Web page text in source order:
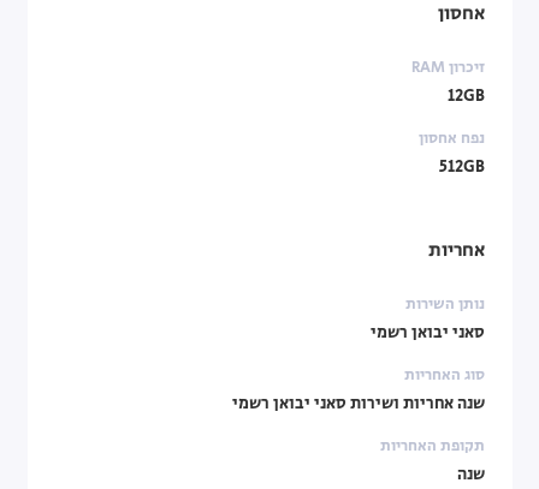
אחסון
זיכרון RAM
12GB
נפח אחסון
512GB
אחריות
נותן השירות
סאני יבואן רשמי
סוג האחריות
שנה אחריות ושירות סאני יבואן רשמי
תקופת האחריות
שנה